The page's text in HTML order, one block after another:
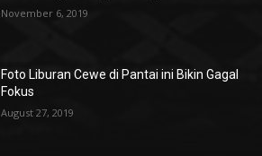
November 6, 2019
Foto Liburan Cewe di Pantai ini Bikin Gagal
Fokus
August 27, 2019